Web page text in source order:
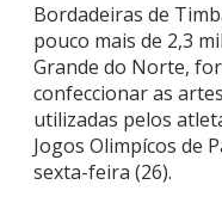
Bordadeiras de
pouco mais de 2,3
Grande do Norte,
confeccionar as
utilizadas pelos
Jogos Olimpícos de
sexta-feira (26).